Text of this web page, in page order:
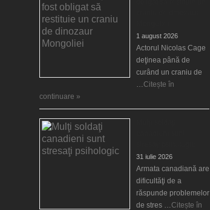
1 august 2026
Actorul Nicolas Cage
deţinea până de
curând un craniu de
…Citește în
continuare »
31 iulie 2026
Armata canadiană are
dificultăţi de a
răspunde problemelor
de stres …Citește în